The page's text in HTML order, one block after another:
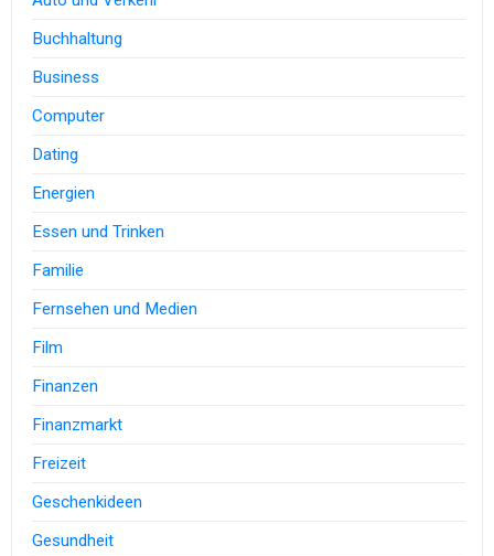
Buchhaltung
Business
Computer
Dating
Energien
Essen und Trinken
Familie
Fernsehen und Medien
Film
Finanzen
Finanzmarkt
Freizeit
Geschenkideen
Gesundheit